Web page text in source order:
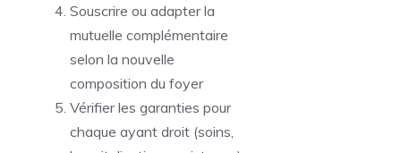
Souscrire ou adapter la
mutuelle complémentaire
selon la nouvelle
composition du foyer
Vérifier les garanties pour
chaque ayant droit (soins,